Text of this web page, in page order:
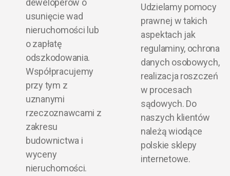
deweloperów o
usunięcie wad
nieruchomości lub
o zapłatę
odszkodowania.
Współpracujemy
przy tym z
uznanymi
rzeczoznawcami z
zakresu
budownictwa i
wyceny
nieruchomości.
Udzielamy pomocy
prawnej w takich
aspektach jak
regulaminy, ochrona
danych osobowych,
realizacja roszczeń
w procesach
sądowych. Do
naszych klientów
należą wiodące
polskie sklepy
internetowe.